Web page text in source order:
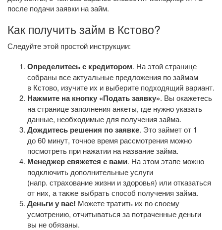
после подачи заявки на займ.
Как получить займ в Кстово?
Следуйте этой простой инструкции:
Определитесь с кредитором. На этой странице
собраны все актуальные предложения по займам
в Кстово, изучите их и выберите подходящий вариант.
Нажмите на кнопку «Подать заявку». Вы окажетесь
на странице заполнения анкеты, где нужно указать
данные, необходимые для получения займа.
Дождитесь решения по заявке. Это займет от 1
до 60 минут, точное время рассмотрения можно
посмотреть при нажатии на название займа.
Менеджер свяжется с вами. На этом этапе можно
подключить дополнительные услуги
(напр. страхование жизни и здоровья) или отказаться
от них, а также выбрать способ получения займа.
Деньги у вас! Можете тратить их по своему
усмотрению, отчитываться за потраченные деньги
вы не обязаны.